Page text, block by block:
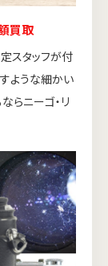
買取
スタッフが付
ような細かい
らニーゴ・リ